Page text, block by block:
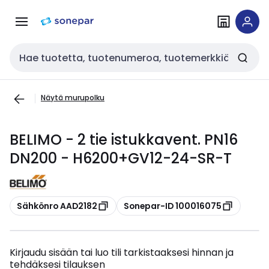
navigointiinsisältöön
Haku
Näytä murupolku
BELIMO - 2 tie istukkavent. PN16
DN200 - H6200+GV12-24-SR-T
Kopioi
Sähkönro AAD2182 Kopioi
Sonepar-ID 100016075
Kirjaudu sisään tai luo tili tarkistaaksesi hinnan ja
tehdäksesi tilauksen